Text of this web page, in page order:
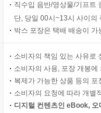
직수입 음반/영상물/기프트
단, 당일 00시~13시 사이의
박스 포장은 택배 배송이
소비자의 책임 있는 사유로
소비자의 사용, 포장 개봉
복제가 가능한 상품 등의
소비자의 요청에 따라 개별
디지털 컨텐츠인 eBook,